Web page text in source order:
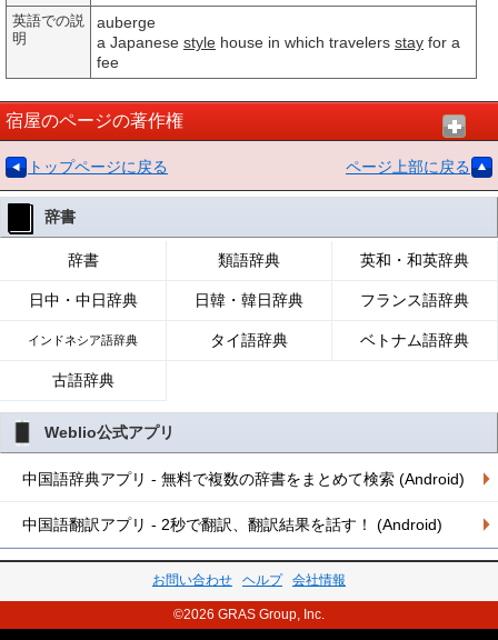
英語での説
明
auberge
a Japanese style house in which travelers stay for a
fee
宿屋のページの著作権
トップページに戻る ページ上部に戻る
辞書
辞書 類語辞典 英和・和英辞典
日中・中日辞典 日韓・韓日辞典 フランス語辞典
インドネシア語辞典 タイ語辞典 ベトナム語辞典
古語辞典
Weblio公式アプリ
中国語辞典アプリ - 無料で複数の辞書をまとめて検索 (Android)
中国語翻訳アプリ - 2秒で翻訳、翻訳結果を話す！ (Android)
お問い合わせ ヘルプ 会社情報
©2026 GRAS Group, Inc.